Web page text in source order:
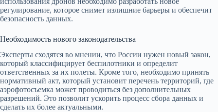
регулирование, которое снимет излишние барьеры и обеспечит
безопасность данных.
Необходимость нового законодательства
Эксперты сходятся во мнении, что России нужен новый закон,
который классифицирует беспилотники и определит
ответственных за их полеты. Кроме того, необходимо принять
нормативный акт, который установит перечень территорий, где
аэрофотосъемка может проводиться без дополнительных
разрешений. Это позволит ускорить процесс сбора данных и
сделать их более актуальными.